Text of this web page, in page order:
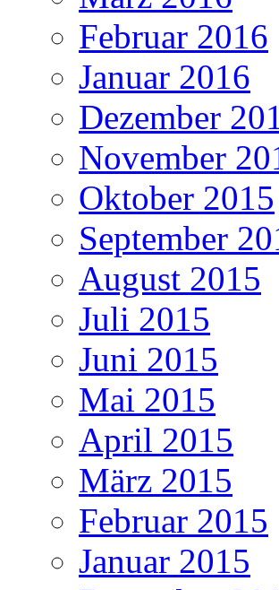
Februar 2016
Januar 2016
Dezember
November
Oktober 2015
September
August 2015
Juli 2015
Juni 2015
Mai 2015
April 2015
März 2015
Februar 2015
Januar 2015